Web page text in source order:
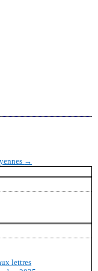
→
lettres